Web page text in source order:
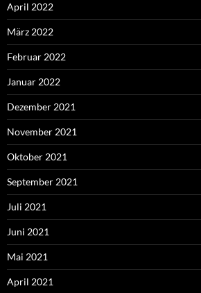
April 2022
März 2022
Februar 2022
Januar 2022
Dezember 2021
November 2021
Oktober 2021
September 2021
Juli 2021
Juni 2021
Mai 2021
April 2021